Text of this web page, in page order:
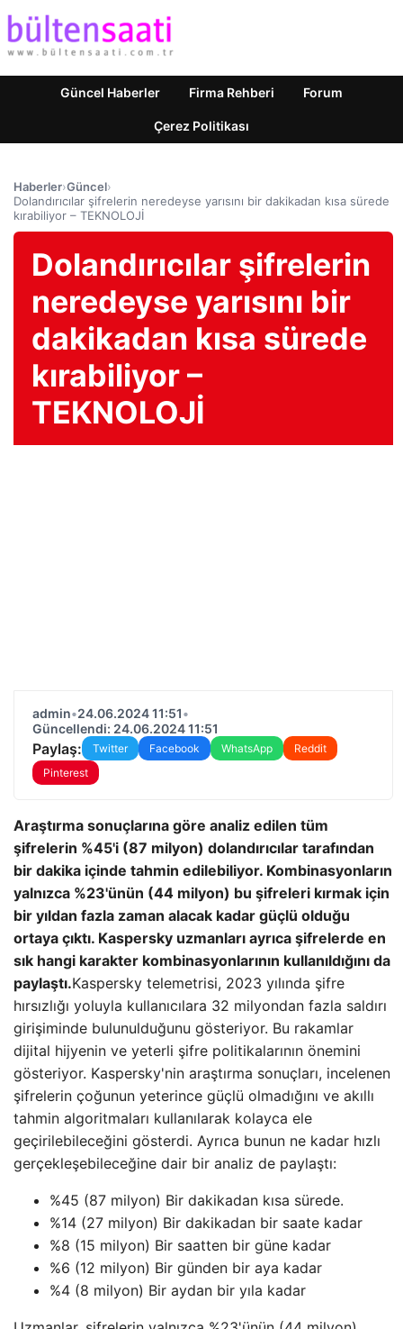
Güncel Haberler Firma Rehberi Forum
Çerez Politikası
Haberler›Güncel›
Dolandırıcılar şifrelerin neredeyse yarısını bir dakikadan kısa sürede
kırabiliyor – TEKNOLOJİ
Dolandırıcılar şifrelerin
neredeyse yarısını bir
dakikadan kısa sürede
kırabiliyor –
TEKNOLOJİ
admin•24.06.2024 11:51•
Güncellendi: 24.06.2024 11:51
Paylaş: Twitter Facebook WhatsApp
Reddit
Pinterest
Araştırma sonuçlarına göre analiz edilen tüm
şifrelerin %45'i (87 milyon) dolandırıcılar tarafından
bir dakika içinde tahmin edilebiliyor. Kombinasyonların
yalnızca %23'ünün (44 milyon) bu şifreleri kırmak için
bir yıldan fazla zaman alacak kadar güçlü olduğu
ortaya çıktı. Kaspersky uzmanları ayrıca şifrelerde en
sık hangi karakter kombinasyonlarının kullanıldığını da
paylaştı.Kaspersky telemetrisi, 2023 yılında şifre
hırsızlığı yoluyla kullanıcılara 32 milyondan fazla saldırı
girişiminde bulunulduğunu gösteriyor. Bu rakamlar
dijital hijyenin ve yeterli şifre politikalarının önemini
gösteriyor. Kaspersky'nin araştırma sonuçları, incelenen
şifrelerin çoğunun yeterince güçlü olmadığını ve akıllı
tahmin algoritmaları kullanılarak kolayca ele
geçirilebileceğini gösterdi. Ayrıca bunun ne kadar hızlı
gerçekleşebileceğine dair bir analiz de paylaştı:
%45 (87 milyon) Bir dakikadan kısa sürede.
%14 (27 milyon) Bir dakikadan bir saate kadar
%8 (15 milyon) Bir saatten bir güne kadar
%6 (12 milyon) Bir günden bir aya kadar
%4 (8 milyon) Bir aydan bir yıla kadar